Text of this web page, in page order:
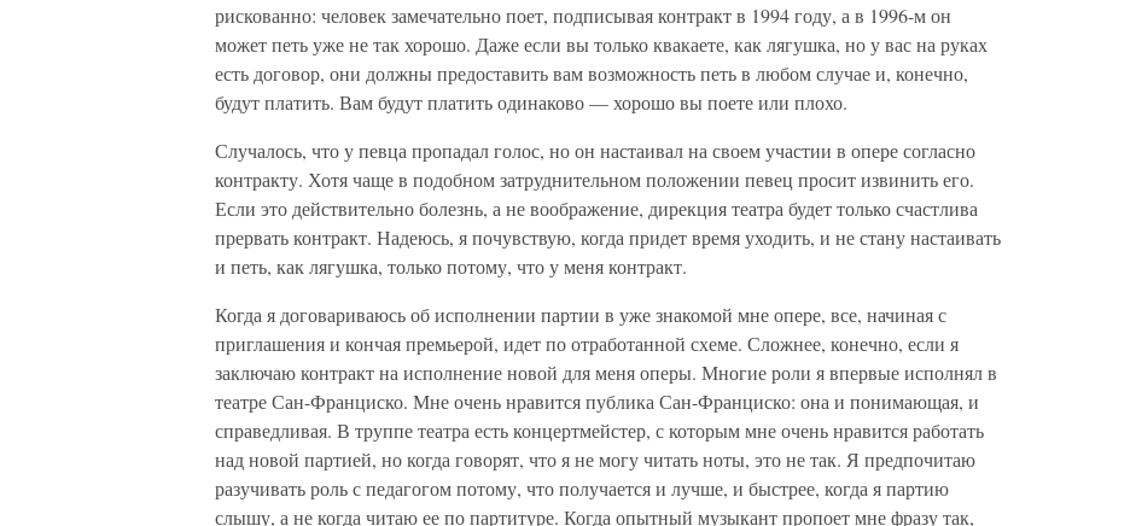
рискованно: человек замечательно поет, подписывая контракт в 1994 году, а в 1996-м он
может петь уже не так хорошо. Даже если вы только квакаете, как лягушка, но у вас на руках
есть договор, они должны предоставить вам возможность петь в любом случае и, конечно,
будут платить. Вам будут платить одинаково — хорошо вы поете или плохо.
Случалось, что у певца пропадал голос, но он настаивал на своем участии в опере согласно
контракту. Хотя чаще в подобном затруднительном положении певец просит извинить его.
Если это действительно болезнь, а не воображение, дирекция театра будет только счастлива
прервать контракт. Надеюсь, я почувствую, когда придет время уходить, и не стану настаивать
и петь, как лягушка, только потому, что у меня контракт.
Когда я договариваюсь об исполнении партии в уже знакомой мне опере, все, начиная с
приглашения и кончая премьерой, идет по отработанной схеме. Сложнее, конечно, если я
заключаю контракт на исполнение новой для меня оперы. Многие роли я впервые исполнял в
театре Сан-Франциско. Мне очень нравится публика Сан-Франциско: она и понимающая, и
справедливая. В труппе театра есть концертмейстер, с которым мне очень нравится работать
над новой партией, но когда говорят, что я не могу читать ноты, это не так. Я предпочитаю
разучивать роль с педагогом потому, что получается и лучше, и быстрее, когда я партию
слышу, а не когда читаю ее по партитуре. Когда опытный музыкант пропоет мне фразу так,